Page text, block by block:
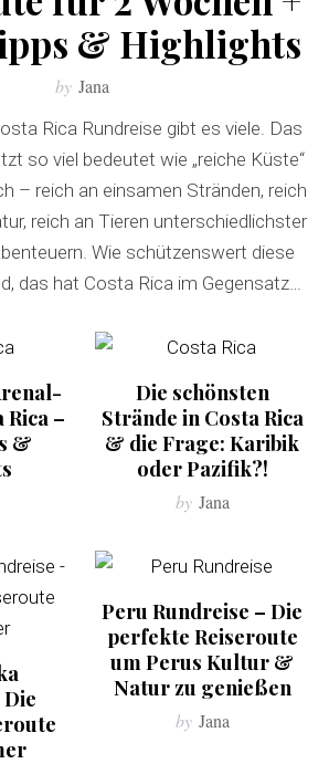
& Highlights
by Jana
Rica Rundreise gibt es viele. Das
so viel bedeutet wie „reiche Küste“
– reich an einsamen Stränden, reich
reich an Tieren unterschiedlichster
Wie schützenswert diese
das hat Costa Rica im Gegensatz…
Rica –
&
Die schönsten
Strände in Costa Rica
& die Frage: Karibik
oder Pazifik?!
by Jana
Peru Rundreise – Die
perfekte Reiseroute
um Perus Kultur &
Natur zu genießen
by Jana